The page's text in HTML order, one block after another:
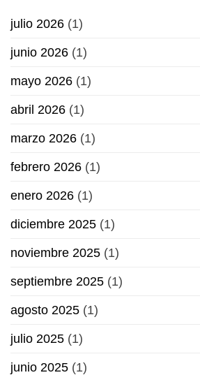
julio 2026 (1)
junio 2026 (1)
mayo 2026 (1)
abril 2026 (1)
marzo 2026 (1)
febrero 2026 (1)
enero 2026 (1)
diciembre 2025 (1)
noviembre 2025 (1)
septiembre 2025 (1)
agosto 2025 (1)
julio 2025 (1)
junio 2025 (1)